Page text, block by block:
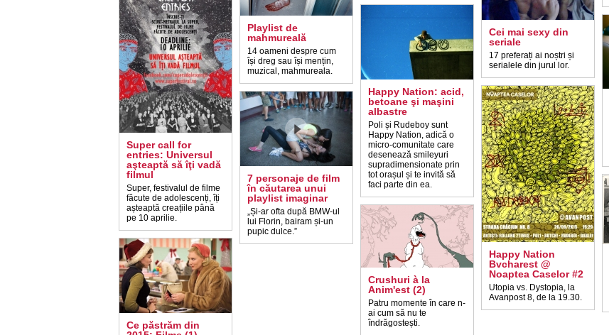
Super call for
entries: Universul
aşteaptă să îţi vadă
filmul
Super, festivalul de filme
făcute de adolescenți, îți
așteaptă creațiile până
pe 10 aprilie.
Ce păstrăm din
Playlist de
mahmureală
14 oameni despre cum
își dreg sau își mențin,
muzical, mahmureala.
7 personaje de film
în căutarea unui
playlist imaginar
„Și-ar ofta după BMW-ul
lui Florin, bairam și-un
pupic dulce.”
Happy Nation: acid,
betoane şi maşini
albastre
Poli și Rudeboy sunt
Happy Nation, adică o
micro-comunitate care
desenează smileyuri
supradimensionate prin
tot orașul și te invită să
faci parte din ea.
Crushuri à la
Anim'est (2)
Patru momente în care n-
ai cum să nu te
îndrăgostești.
Cei mai sexy din
seriale
17 preferați ai noștri și
serialele din jurul lor.
Happy Nation
Bvcharest @
Noaptea Caselor #2
Utopia vs. Dystopia, la
Avanpost 8, de la 19.30.